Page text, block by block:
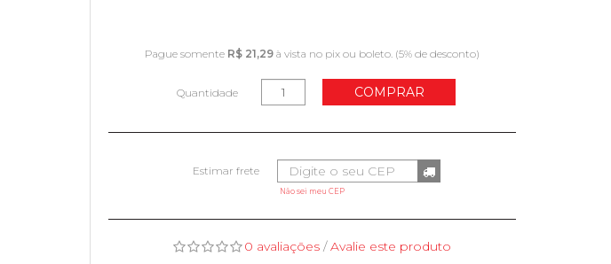
Pague somente R$ 21,29à vista no pix ou boleto. (5% de desconto)
Quantidade COMPRAR
Não sei meu CEP
0 avaliações/Avalie este produto